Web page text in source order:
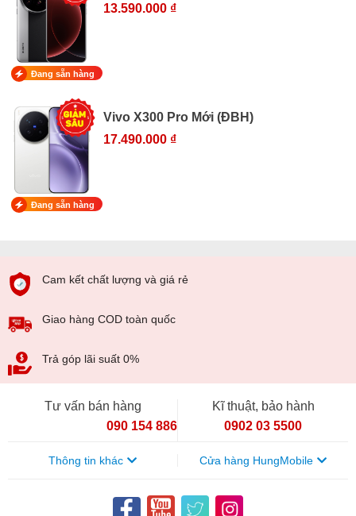
13.590.000 ₫
Đang sẵn hàng
Vivo X300 Pro Mới (ĐBH)
17.490.000 ₫
Đang sẵn hàng
Cam kết chất lượng và giá rẻ
Giao hàng COD toàn quốc
Trả góp lãi suất 0%
Tư vấn bán hàng
090 154 8866
Kĩ thuật, bảo hành
0902 03 5500
Thông tin khác Cửa hàng HungMobile